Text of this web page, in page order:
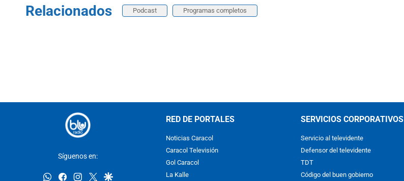
Relacionados Podcast Programas completos
Síguenos en:
whatsappfacebookinstagram
twittergoogle
RED DE PORTALES
Noticias Caracol
Caracol Televisión
Gol Caracol
La Kalle
SERVICIOS CORPORATIVOS
Servicio al televidente
Defensor del televidente
TDT
Código del buen gobierno